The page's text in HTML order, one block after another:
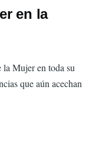
en la
la Mujer en toda su
que aún acechan